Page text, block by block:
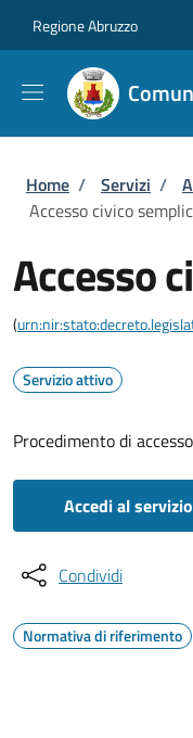
Regione Abruzzo
Briciole di
Home / Servizi /
Accesso civico
Accesso
(
Servizio attivo
Procedimento di
Accedi al servizio
Condividi
Normativa di riferimento